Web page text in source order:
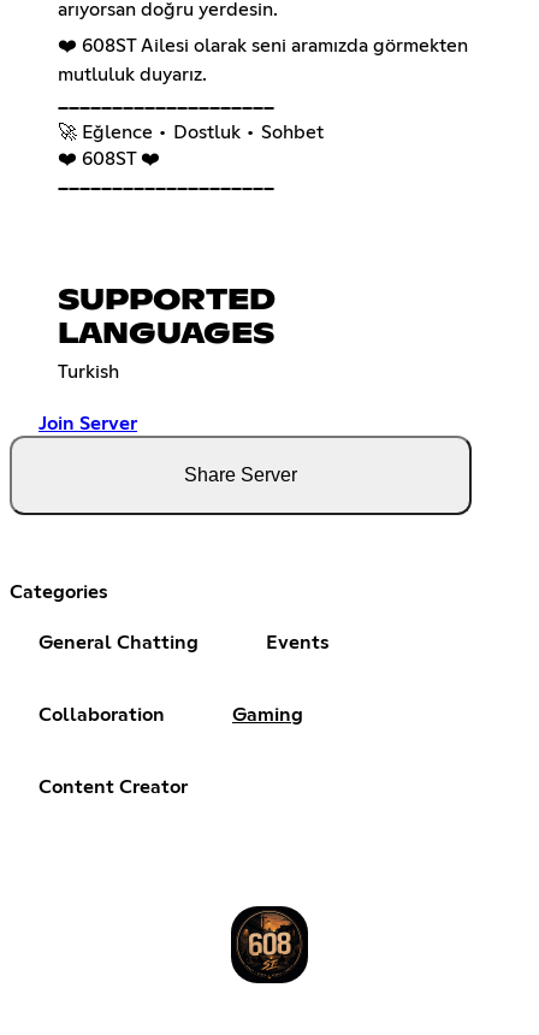
arıyorsan doğru yerdesin.
❤️ 608ST Ailesi olarak seni aramızda görmekten
mutluluk duyarız.
━━━━━━━━━━━━━━━━━━━━
🚀 Eğlence • Dostluk • Sohbet
❤️ 608ST ❤️
━━━━━━━━━━━━━━━━━━━━
SUPPORTED
LANGUAGES
Turkish
Join Server
Share Server
Categories
General Chatting Events
Collaboration Gaming
Content Creator